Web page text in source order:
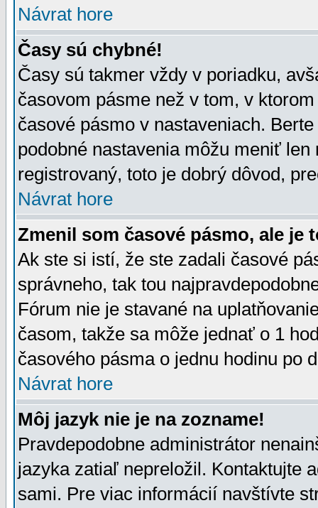
Návrat hore
Časy sú chybné!
Časy sú takmer vždy v poriadku,
časovom pásme než v tom, v
časové pásmo v nastaveniach.
podobné nastavenia môžu meniť
registrovaný, toto je dobrý dôvod,
Návrat hore
Zmenil som časové pásmo, ale je
Ak ste si istí, že ste zadali časové
správneho, tak tou
Fórum nie je stavané na
časom, takže sa môže jednať o 1
časového pásma o jednu hodinu po
Návrat hore
Môj jazyk nie je na zozname!
Pravdepodobne administrátor
jazyka zatiaľ nepreložil. Kontaktujte
sami. Pre viac informácií navštívte